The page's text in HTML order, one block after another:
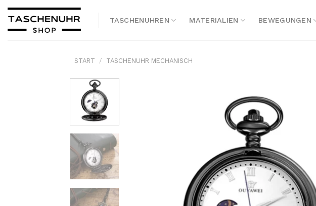
Skip
content
TASCHENUHREN MATERIALIEN BEWEGUNGEN
START / TASCHENUHR MECHANISCH